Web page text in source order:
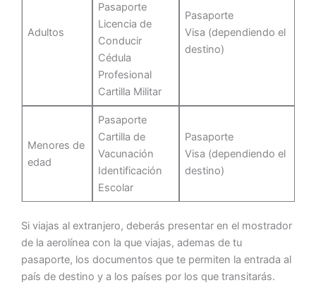
Adultos
Pasaporte
Licencia de
Conducir
Cédula
Profesional
Cartilla Militar
Pasaporte
Visa (dependiendo el
destino)
Menores de
edad
Pasaporte
Cartilla de
Vacunación
Identificación
Escolar
Pasaporte
Visa (dependiendo el
destino)
Si viajas al extranjero, deberás presentar en el mostrador
de la aerolínea con la que viajas, ademas de tu
pasaporte, los documentos que te permiten la entrada al
país de destino y a los países por los que transitarás.